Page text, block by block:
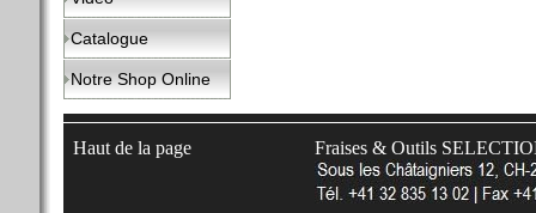
Catalogue
Notre Shop Online
Haut de la page Fraises & Outils